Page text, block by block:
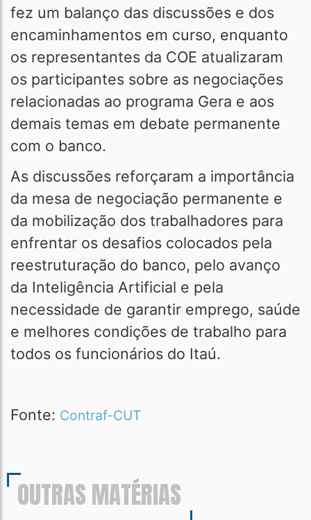
fez um balanço das discussões e dos
encaminhamentos em curso, enquanto
os representantes da COE atualizaram
os participantes sobre as negociações
relacionadas ao programa Gera e aos
demais temas em debate permanente
com o banco.
As discussões reforçaram a importância
da mesa de negociação permanente e
da mobilização dos trabalhadores para
enfrentar os desafios colocados pela
reestruturação do banco, pelo avanço
da Inteligência Artificial e pela
necessidade de garantir emprego, saúde
e melhores condições de trabalho para
todos os funcionários do Itaú.
Fonte: Contraf-CUT
OUTRAS MATÉRIAS